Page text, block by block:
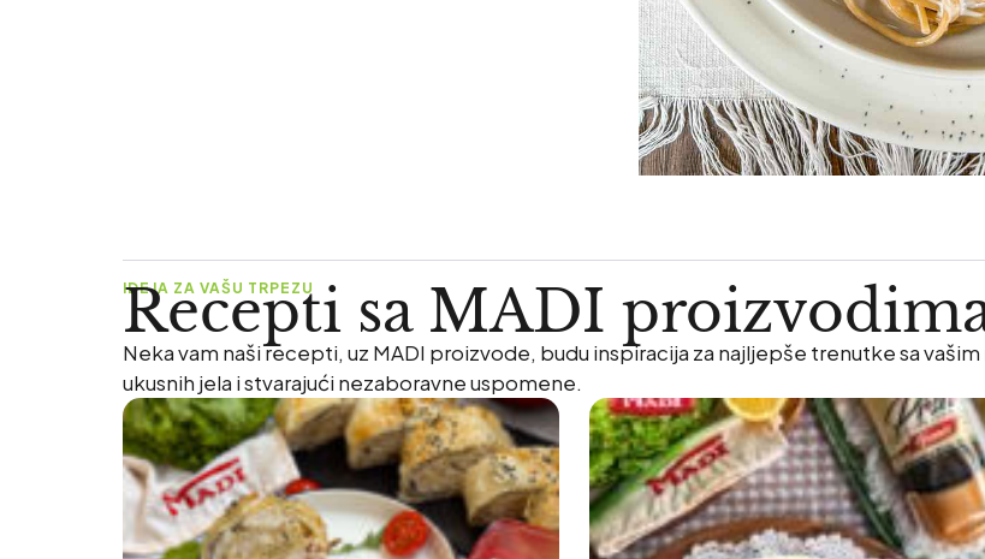
IDEJA ZA VAŠU TRPEZU
Recepti sa MADI
Neka vam naši recepti, uz MADI proizvode, budu inspiracija za najljepše trenutke sa
ukusnih jela i stvarajući nezaboravne uspomene.